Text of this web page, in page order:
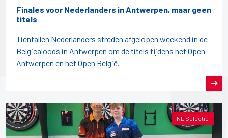
Finales voor Nederlanders in Antwerpen, maar geen
titels
Tientallen Nederlanders streden afgelopen weekend in de
Belgicaloods in Antwerpen om de titels tijdens het Open
Antwerpen en het Open België.
NL Selectie